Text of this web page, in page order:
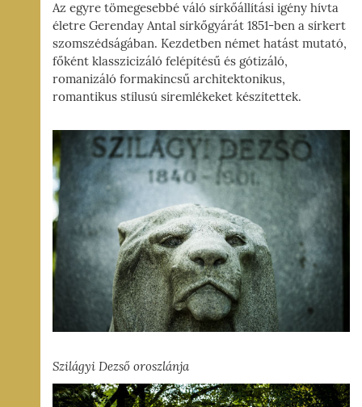
Az egyre tömegesebbé váló sírkőállítási igény hívta
életre Gerenday Antal sírkőgyárát 1851-ben a sírkert
szomszédságában. Kezdetben német hatást mutató,
főként klasszicizáló felépítésű és gótizáló,
romanizáló formakincsű architektonikus,
romantikus stílusú síremlékeket készítettek.
Szilágyi Dezső oroszlánja